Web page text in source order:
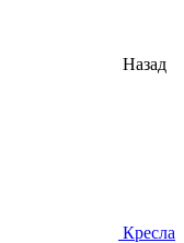
Назад
Кресла